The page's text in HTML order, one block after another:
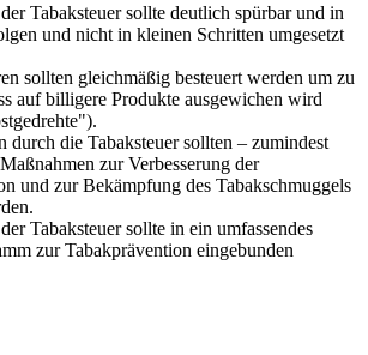
Tabaksteuer sollte deutlich spürbar und in
und nicht in kleinen Schritten umgesetzt
sollten gleichmäßig besteuert werden um zu
auf billigere Produkte ausgewichen wird
durch die Tabaksteuer sollten – zumindest
zur Verbesserung der
und zur Bekämpfung des Tabakschmuggels
Tabaksteuer sollte in ein umfassendes
zur Tabakprävention eingebunden